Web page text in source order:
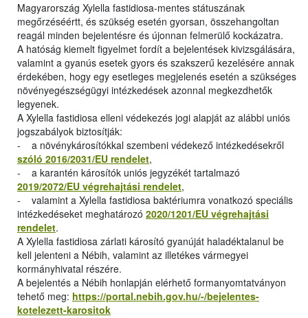
Magyarország Xylella fastidiosa-mentes státuszának
megőrzéséértt, és szükség esetén gyorsan, összehangoltan
reagál minden bejelentésre és újonnan felmerülő kockázatra.
A hatóság kiemelt figyelmet fordít a bejelentések kivizsgálására,
valamint a gyanús esetek gyors és szakszerű kezelésére annak
érdekében, hogy egy esetleges megjelenés esetén a szükséges
növényegészségügyi intézkedések azonnal megkezdhetők
legyenek.
A Xylella fastidiosa elleni védekezés jogi alapját az alábbi uniós
jogszabályok biztosítják:
- a növénykárosítókkal szembeni védekező intézkedésekről
szóló 2016/2031/EU rendelet,
- a karantén károsítók uniós jegyzékét tartalmazó
2019/2072/EU végrehajtási rendelet,
- valamint a Xylella fastidiosa baktériumra vonatkozó speciális
intézkedéseket meghatározó 2020/1201/EU végrehajtási
rendelet.
A Xylella fastidiosa zárlati károsító gyanúját haladéktalanul be
kell jelenteni a Nébih, valamint az illetékes vármegyei
kormányhivatal részére.
A bejelentés a Nébih honlapján elérhető formanyomtatványon
tehető meg: https://portal.nebih.gov.hu/-/bejelentes-
kotelezett-karositok